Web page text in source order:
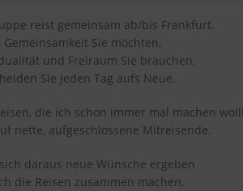
reist gemeinsam ab/bis Frankfurt.
Gemeinsamkeit Sie möchten,
und Freiraum Sie brauchen,
Sie jeden Tag aufs Neue.
die ich schon immer mal machen
nette, aufgeschlossene Mitreisende.
daraus neue Wünsche ergeben
die Reisen zusammen machen,